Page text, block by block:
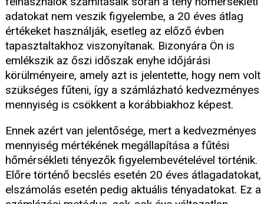
adatokat nem veszik figyelembe, a 20 éves átlag
értékeket használják, esetleg az előző évben
tapasztaltakhoz viszonyítanak. Bizonyára Ön is
emlékszik az őszi időszak enyhe időjárási
körülményeire, amely azt is jelentette, hogy nem volt
szükséges fűteni, így a számlázható kedvezményes
mennyiség is csökkent a korábbiakhoz képest.
Ennek azért van jelentősége, mert a kedvezményes
mennyiség mértékének megállapítása a fűtési
hőmérsékleti tényezők figyelembevételével történik.
Előre történő becslés esetén 20 éves átlagadatokat,
elszámolás esetén pedig aktuális tényadatokat. Ez a